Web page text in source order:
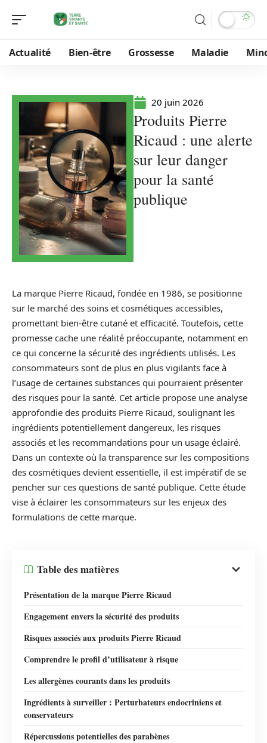
Actualité Bien-être Grossesse Maladie
20 juin 2026
Produits Pierre
Ricaud : une alerte
sur leur danger
pour la santé
publique
La marque Pierre Ricaud, fondée en 1986, se positionne
sur le marché des soins et cosmétiques accessibles,
promettant bien-être cutané et efficacité. Toutefois, cette
promesse cache une réalité préoccupante, notamment en
ce qui concerne la sécurité des ingrédients utilisés. Les
consommateurs sont de plus en plus vigilants face à
l’usage de certaines substances qui pourraient présenter
des risques pour la santé. Cet article propose une analyse
approfondie des produits Pierre Ricaud, soulignant les
ingrédients potentiellement dangereux, les risques
associés et les recommandations pour un usage éclairé.
Dans un contexte où la transparence sur les compositions
des cosmétiques devient essentielle, il est impératif de se
pencher sur ces questions de santé publique. Cette étude
vise à éclairer les consommateurs sur les enjeux des
formulations de cette marque.
Table des matières
Présentation de la marque Pierre Ricaud
Engagement envers la sécurité des produits
Risques associés aux produits Pierre Ricaud
Comprendre le profil d’utilisateur à risque
Les allergènes courants dans les produits
Ingrédients à surveiller : Perturbateurs endocriniens et
conservateurs
Répercussions potentielles des parabènes